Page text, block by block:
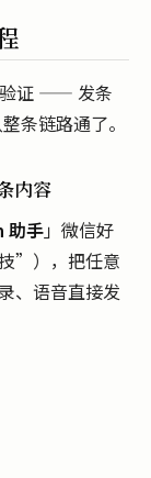
验证 —— 发条
链路通了。
内容
助手」微信好
”），把任意
、语音直接发